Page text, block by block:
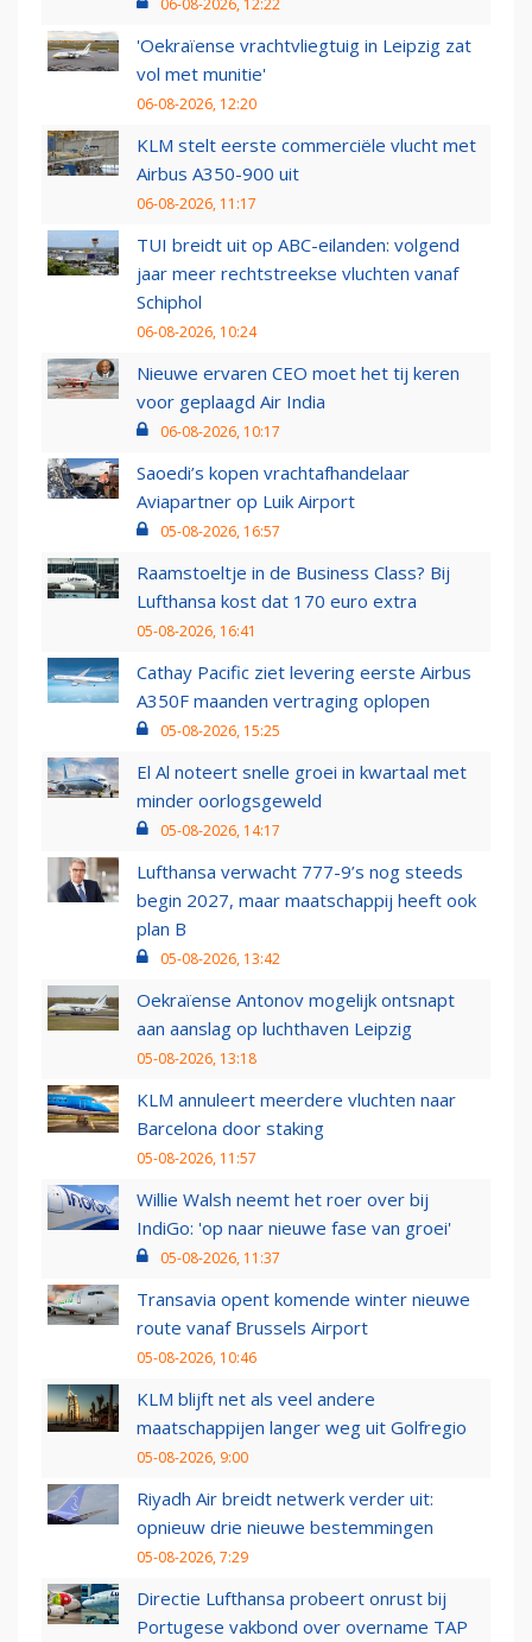
06-08-2026, 12:22
'Oekraïense vrachtvliegtuig in Leipzig zat
vol met munitie'
06-08-2026, 12:20
KLM stelt eerste commerciële vlucht met
Airbus A350-900 uit
06-08-2026, 11:17
TUI breidt uit op ABC-eilanden: volgend
jaar meer rechtstreekse vluchten vanaf
Schiphol
06-08-2026, 10:24
Nieuwe ervaren CEO moet het tij keren
voor geplaagd Air India
06-08-2026, 10:17
Saoedi’s kopen vrachtafhandelaar
Aviapartner op Luik Airport
05-08-2026, 16:57
Raamstoeltje in de Business Class? Bij
Lufthansa kost dat 170 euro extra
05-08-2026, 16:41
Cathay Pacific ziet levering eerste Airbus
A350F maanden vertraging oplopen
05-08-2026, 15:25
El Al noteert snelle groei in kwartaal met
minder oorlogsgeweld
05-08-2026, 14:17
Lufthansa verwacht 777-9’s nog steeds
begin 2027, maar maatschappij heeft ook
plan B
05-08-2026, 13:42
Oekraïense Antonov mogelijk ontsnapt
aan aanslag op luchthaven Leipzig
05-08-2026, 13:18
KLM annuleert meerdere vluchten naar
Barcelona door staking
05-08-2026, 11:57
Willie Walsh neemt het roer over bij
IndiGo: 'op naar nieuwe fase van groei'
05-08-2026, 11:37
Transavia opent komende winter nieuwe
route vanaf Brussels Airport
05-08-2026, 10:46
KLM blijft net als veel andere
maatschappijen langer weg uit Golfregio
05-08-2026, 9:00
Riyadh Air breidt netwerk verder uit:
opnieuw drie nieuwe bestemmingen
05-08-2026, 7:29
Directie Lufthansa probeert onrust bij
Portugese vakbond over overname TAP